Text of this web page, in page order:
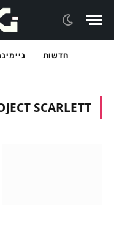
חדשות
SCARLETT